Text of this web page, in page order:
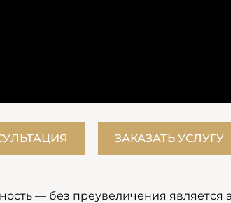
ЗАКАЗАТЬ УСЛУГУ
— без преувеличения является